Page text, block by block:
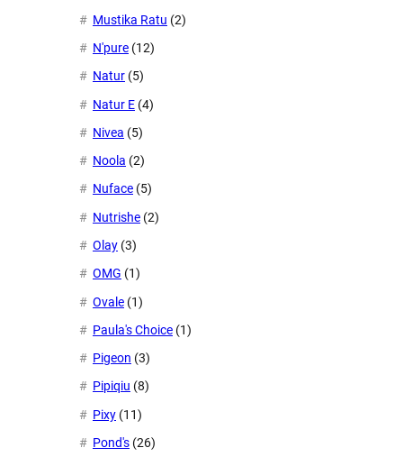
Mustika Ratu (2)
N'pure (12)
Natur (5)
Natur E (4)
Nivea (5)
Noola (2)
Nuface (5)
Nutrishe (2)
Olay (3)
OMG (1)
Ovale (1)
Paula's Choice (1)
Pigeon (3)
Pipiqiu (8)
Pixy (11)
Pond's (26)